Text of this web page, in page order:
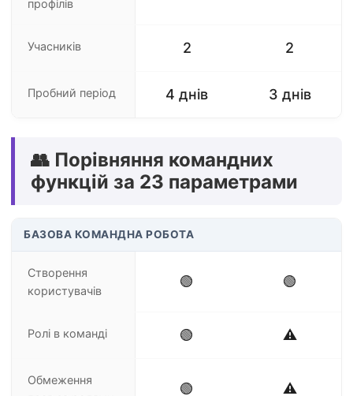
профілів
Учасників 2 2
Пробний період 4 днів 3 днів
👥 Порівняння командних
функцій за 23 параметрами
БАЗОВА КОМАНДНА РОБОТА
Створення
користувачів
🟢 🟢
Ролі в команді 🟢 ⚠️
Обмеження
🟢 ⚠️